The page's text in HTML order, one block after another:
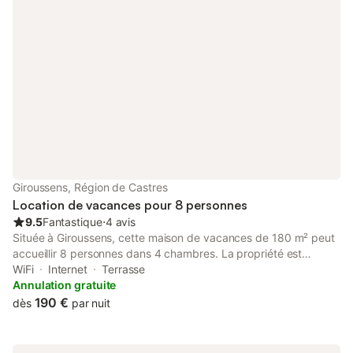
Giroussens, Région de Castres
Location de vacances pour 8 personnes
9.5Fantastique⋅4 avis
Située à Giroussens, cette maison de vacances de 180 m² peut
accueillir 8 personnes dans 4 chambres. La propriété est
indépendante et dispose de sols en parquet et en carrelage,
offrant un espace fonctionnel pour les familles ou les groupes
visitant la région. Elle se trouve à 200 m du centre-ville et de
WiFi Internet
Terrasse
Annulation gratuite
dès 190 € par nuit